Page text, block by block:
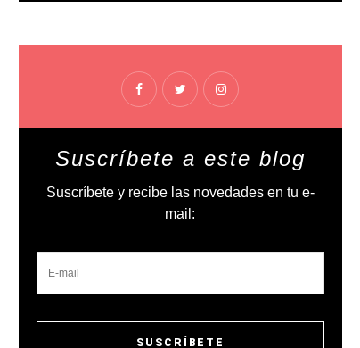
Suscríbete a este blog
Suscríbete y recibe las novedades en tu e-
mail: